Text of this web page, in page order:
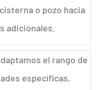
o pozo hacia
adicionales.
el rango de
específicas,